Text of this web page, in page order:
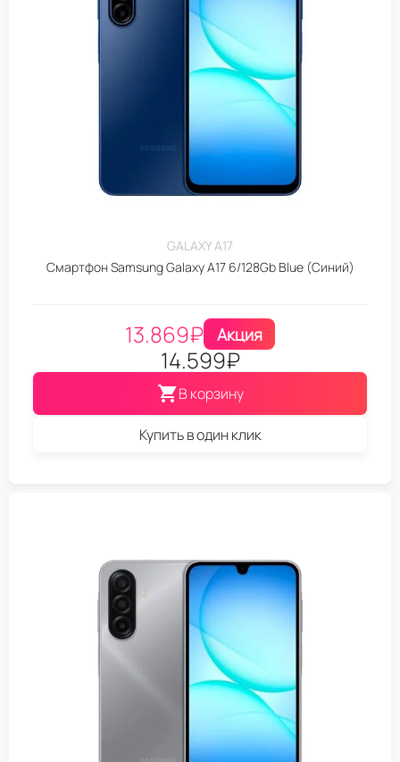
GALAXY A17
Смартфон Samsung Galaxy A17 6/128Gb Blue (Синий)
13.869₽ Акция
14.599₽
В корзину
Купить в один клик